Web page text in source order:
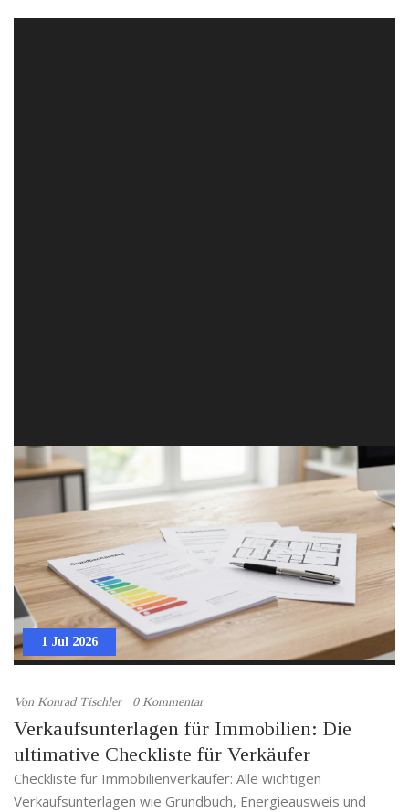
1 Jul 2026
Von Konrad Tischler 0 Kommentar
Verkaufsunterlagen für Immobilien: Die
ultimative Checkliste für Verkäufer
Checkliste für Immobilienverkäufer: Alle wichtigen
Verkaufsunterlagen wie Grundbuch, Energieausweis und